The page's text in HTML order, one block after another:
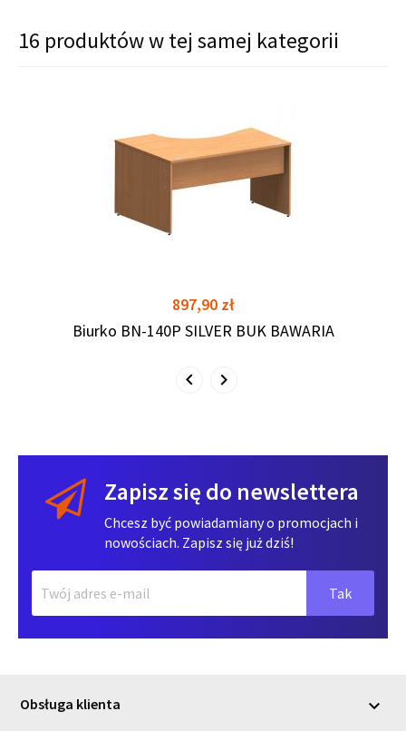
16 produktów w tej samej kategorii
Cena
897,90 zł
Biurko BN-140P SILVER BUK BAWARIA
Zapisz się do newslettera
Chcesz być powiadamiany o promocjach i
nowościach. Zapisz się już dziś!
Obsługa klienta 